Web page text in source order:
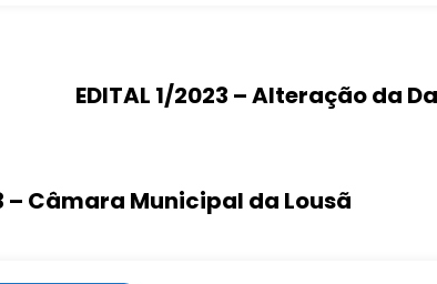
EDITAL 1/2023 – Alteração da
– Câmara Municipal da Lousã